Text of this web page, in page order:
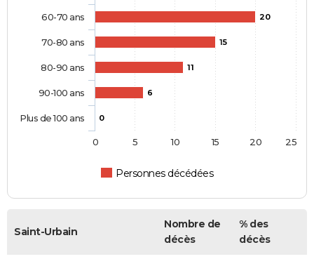
20
15
11
6
0
Personnes décédées
60-70 ans
70-80 ans
80-90 ans
90-100 ans
Plus de 100 ans
0 5 10 15 20 25
Saint-Urbain
Nombre de
décès
% des
décès